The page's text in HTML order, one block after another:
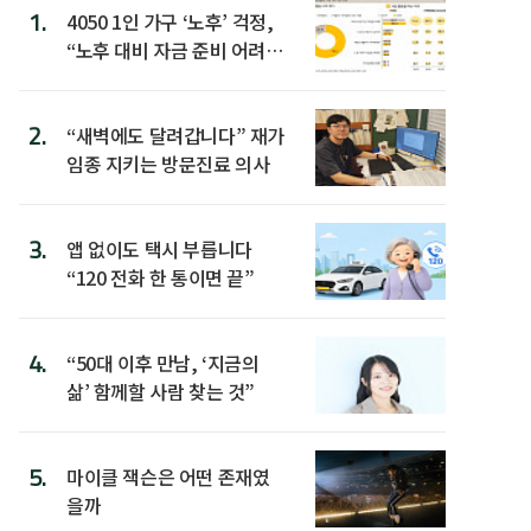
1.
4050 1인 가구 ‘노후’ 걱정,
“노후 대비 자금 준비 어려
2.
“새벽에도 달려갑니다” 재가
임종 지키는 방문진료 의사
3.
앱 없이도 택시 부릅니다
“120 전화 한 통이면 끝”
4.
“50대 이후 만남, ‘지금의
삶’ 함께할 사람 찾는 것”
5.
마이클 잭슨은 어떤 존재였
을까